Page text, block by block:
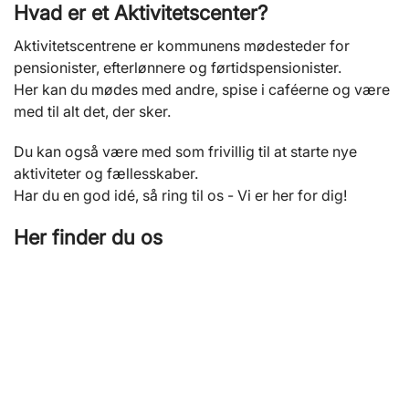
Hvad er et Aktivitetscenter?
Aktivitetscentrene er kommunens mødesteder for
pensionister, efterlønnere og førtidspensionister.
Her kan du mødes med andre, spise i caféerne og være
med til alt det, der sker.
Du kan også være med som frivillig til at starte nye
aktiviteter og fællesskaber.
Har du en god idé, så ring til os - Vi er her for dig!
Her finder du os